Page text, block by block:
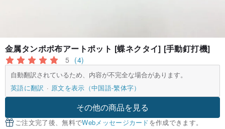
金属タンポポ布アートポット [蝶ネクタイ] [手動釘打機]
5 (4)
自動翻訳されているため、内容が不完全な場合があります。
英語に翻訳
原文を表示（中国語-繁体字）
その他の商品を見る
ご注文完了後、無料でWebメッセージカードを作成できます。